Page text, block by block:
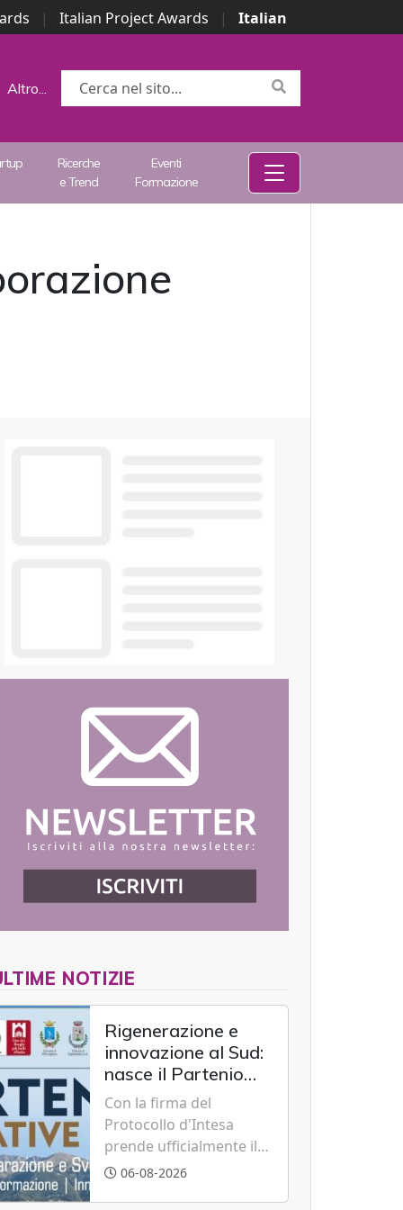
| Italian Project Awards |
Italian
Altro...
Ricerche
e Trend
Eventi
Formazione
NOTIZIE
Rigenerazione e
innovazione al Sud:
nasce il Partenio
Creative Hub per il
rilancio del
territorio
Con la firma del
Protocollo d'Intesa
prende ufficialmente il
via il recupero dell'ex
06-08-2026